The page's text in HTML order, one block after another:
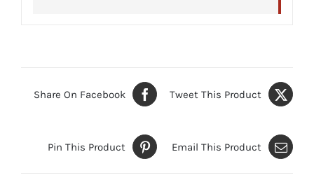
Share On Facebook Tweet This Product
Pin This Product Email This Product